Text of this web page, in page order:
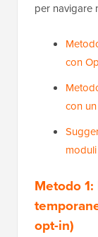
per navigare
con
con
Metodo
opt-in)